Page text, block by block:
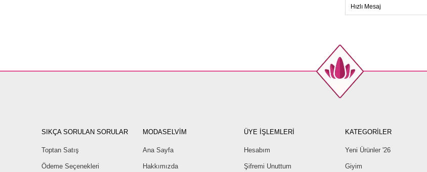
46
Hızlı Mesaj
SIKÇA SORULAN SORULAR
Toptan Satış
Ödeme Seçenekleri
MODASELVİM
Ana Sayfa
Hakkımızda
ÜYE İŞLEMLERİ
Hesabım
Şifremi Unuttum
KATEGORİLER
Yeni Ürünler '26
Giyim